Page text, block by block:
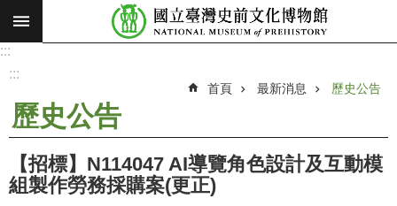
跳到主要內容區塊
搜
願
景
使
命
:::
:::
首頁 最新消息 歷史公告
歷史公告
【招標】N114047 AI導覽角色設計及互動模
組製作勞務採購案(更正)